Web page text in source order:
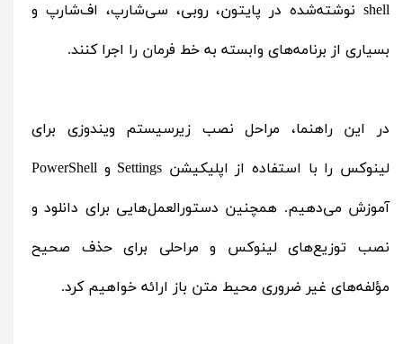
shell نوشته‌شده در پایتون، روبی، سی‌شارپ، اف‌شارپ و
بسیاری از برنامه‌های وابسته به خط فرمان را اجرا کنند.
در این راهنما، مراحل نصب زیرسیستم ویندوزی برای
لینوکس را با استفاده از اپلیکیشن Settings و PowerShell
آموزش می‌دهیم. همچنین دستورالعمل‌هایی برای دانلود و
نصب توزیع‌های لینوکس و مراحلی برای حذف صحیح
مؤلفه‌های غیر ضروری محیط متن‌ باز ارائه خواهیم کرد.